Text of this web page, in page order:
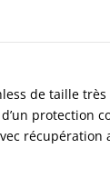
de taille
protection
récupération